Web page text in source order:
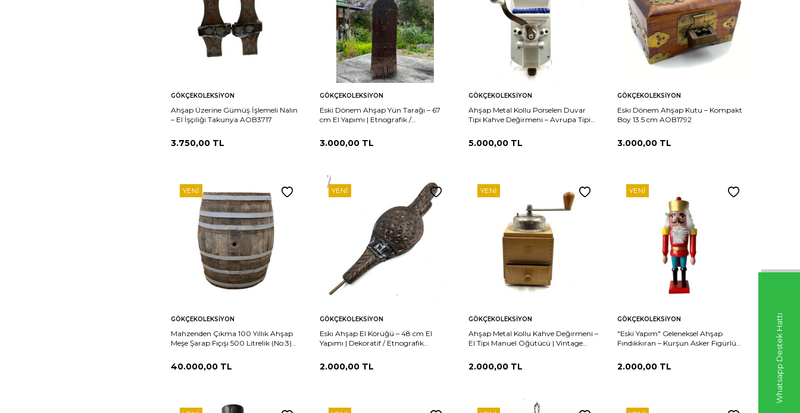
Whatsapp Destek Hattı
Sepete
Ekle
GÖKÇEKOLEKSIYON
Ahşap Üzerine Gümüş İşlemeli Nalın
– El İşçiliği Takunya AOB3717
3.750,00 TL
Sepete
Ekle
GÖKÇEKOLEKSIYON
Eski Dönem Ahşap Yün Tarağı – 67
cm El Yapımı | Etnografik /
3.000,00 TL
Sepete
Ekle
GÖKÇEKOLEKSIYON
Ahşap Metal Kollu Porselen Duvar
Tipi Kahve Değirmeni – Avrupa Tipi
5.000,00 TL
Sepete
Ekle
GÖKÇEKOLEKSIYON
Eski Dönem Ahşap Kutu – Kompakt
Boy 13.5 cm AOB1792
3.000,00 TL
YENI
Sepete
Ekle
GÖKÇEKOLEKSIYON
Mahzenden Çıkma 100 Yıllık Ahşap
Meşe Şarap Fıçışı 500 Litrelik (No:3)
40.000,00 TL
YENI
Sepete
Ekle
GÖKÇEKOLEKSIYON
Eski Ahşap El Körüğü – 48 cm El
Yapımı | Dekoratif / Etnografik
2.000,00 TL
YENI
Sepete
Ekle
GÖKÇEKOLEKSIYON
Ahşap Metal Kollu Kahve Değirmeni –
El Tipi Manuel Öğütücü | Vintage
2.000,00 TL
YENI
Sepete
Ekle
GÖKÇEKOLEKSIYON
"Eski Yapım" Geleneksel Ahşap
Fındıkkıran – Kurşun Asker Figürlü
2.000,00 TL